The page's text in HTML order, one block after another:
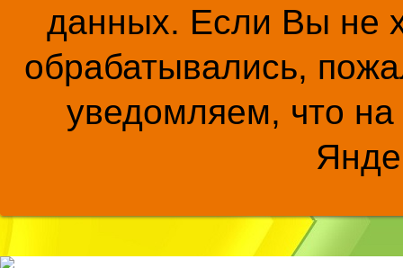
данных. Если Вы не
обрабатывались,
уведомляем, что на